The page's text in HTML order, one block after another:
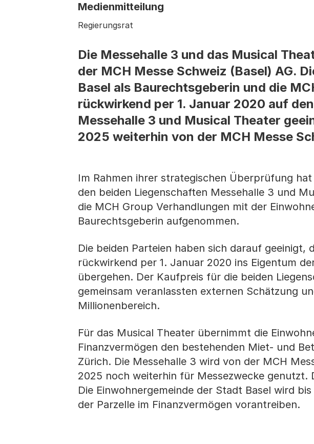
Medienmitteilung
Regierungsrat
Die Messehalle 3 und das Musical
der MCH Messe Schweiz (Basel) AG.
Basel als Baurechtsgeberin und die
rückwirkend per 1. Januar 2020 auf
Messehalle 3 und Musical Theater
2025 weiterhin von der MCH Messe
Im Rahmen ihrer strategischen Überprüfung
den beiden Liegenschaften Messehalle 3 und
die MCH Group Verhandlungen mit der
Baurechtsgeberin aufgenommen.
Die beiden Parteien haben sich darauf geeinigt,
rückwirkend per 1. Januar 2020 ins Eigentum
übergehen. Der Kaufpreis für die beiden
gemeinsam veranlassten externen Schätzung
Millionenbereich.
Für das Musical Theater übernimmt die
Finanzvermögen den bestehenden Miet- und
Zürich. Die Messehalle 3 wird von der MCH
2025 noch weiterhin für Messezwecke genutzt.
Die Einwohnergemeinde der Stadt Basel wird
der Parzelle im Finanzvermögen vorantreiben.